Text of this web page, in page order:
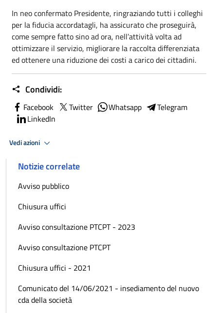
In neo confermato Presidente, ringraziando tutti i colleghi
per la fiducia accordatagli, ha assicurato che proseguirà,
come sempre fatto sino ad ora, nell’attività volta ad
ottimizzare il servizio, migliorare la raccolta differenziata
ed ottenere una riduzione dei costi a carico dei cittadini.
Condividi:
Facebook Twitter Whatsapp
Telegram
LinkedIn
Vedi azioni
Notizie correlate
Avviso pubblico
Chiusura uffici
Avviso consultazione PTCPT - 2023
Avviso consultazione PTCPT
Chiusura uffici - 2021
Comunicato del 14/06/2021 - insediamento del nuovo
cda della società